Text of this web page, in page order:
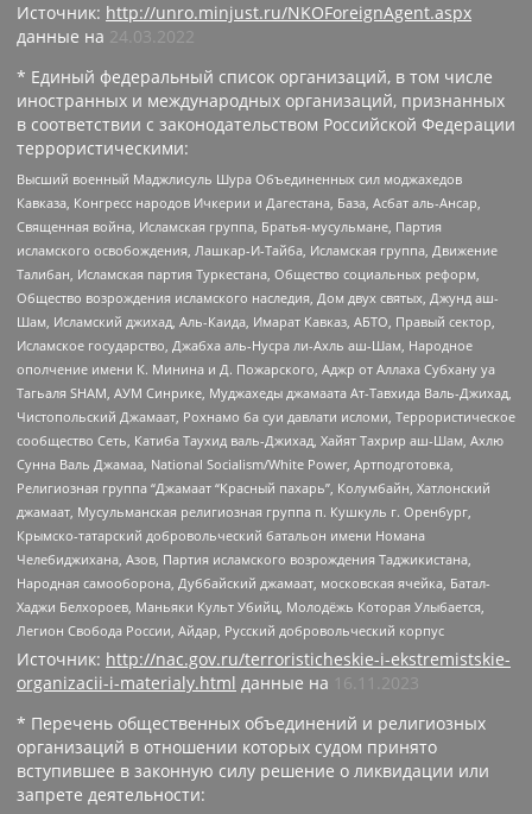
Источник: http://unro.minjust.ru/NKOForeignAgent.aspx
данные на 24.03.2022
* Единый федеральный список организаций, в том числе
иностранных и международных организаций, признанных
в соответствии с законодательством Российской Федерации
террористическими:
Высший военный Маджлисуль Шура Объединенных сил моджахедов
Кавказа, Конгресс народов Ичкерии и Дагестана, База, Асбат аль-Ансар,
Священная война, Исламская группа, Братья-мусульмане, Партия
исламского освобождения, Лашкар-И-Тайба, Исламская группа, Движение
Талибан, Исламская партия Туркестана, Общество социальных реформ,
Общество возрождения исламского наследия, Дом двух святых, Джунд аш-
Шам, Исламский джихад, Аль-Каида, Имарат Кавказ, АБТО, Правый сектор,
Исламское государство, Джабха аль-Нусра ли-Ахль аш-Шам, Народное
ополчение имени К. Минина и Д. Пожарского, Аджр от Аллаха Субхану уа
Тагьаля SHAM, АУМ Синрике, Муджахеды джамаата Ат-Тавхида Валь-Джихад,
Чистопольский Джамаат, Рохнамо ба суи давлати исломи, Террористическое
сообщество Сеть, Катиба Таухид валь-Джихад, Хайят Тахрир аш-Шам, Ахлю
Сунна Валь Джамаа, National Socialism/White Power, Артподготовка,
Религиозная группа “Джамаат “Красный пахарь”, Колумбайн, Хатлонский
джамаат, Мусульманская религиозная группа п. Кушкуль г. Оренбург,
Крымско-татарский добровольческий батальон имени Номана
Челебиджихана, Азов, Партия исламского возрождения Таджикистана,
Народная самооборона, Дуббайский джамаат, московская ячейка, Батал-
Хаджи Белхороев, Маньяки Культ Убийц, Молодёжь Которая Улыбается,
Легион Свобода России, Айдар, Русский добровольческий корпус
Источник: http://nac.gov.ru/terroristicheskie-i-ekstremistskie-
organizacii-i-materialy.html данные на
16.11.2023
* Перечень общественных объединений и религиозных
организаций в отношении которых судом принято
вступившее в законную силу решение о ликвидации или
запрете деятельности: